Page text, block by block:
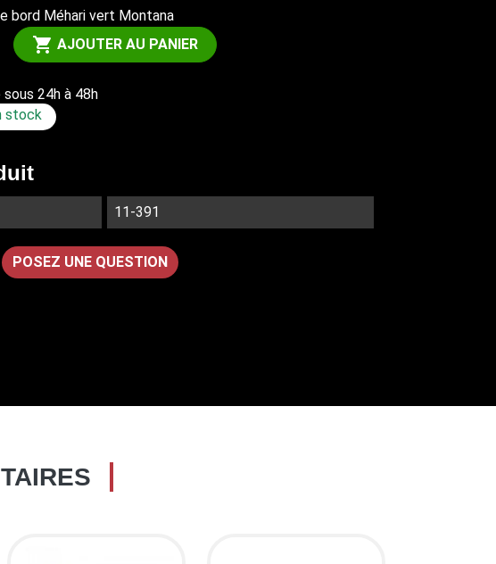
PLANCHER ET TABLIER (70)
CARROSSERIE LATERALE (71)
bord Méhari vert Montana
 AJOUTER AU PANIER
sous 24h à 48h
stock
11-391
POSEZ UNE QUESTION